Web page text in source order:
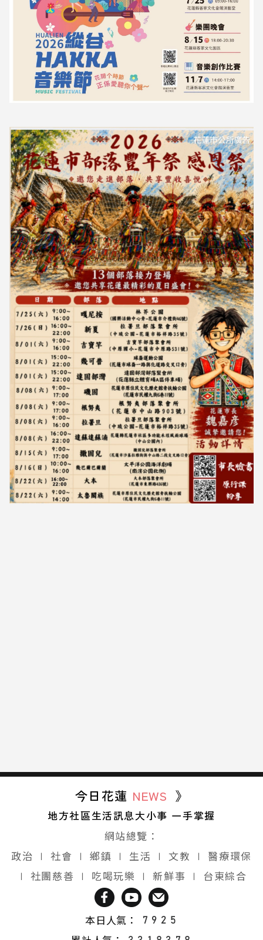
今日花蓮 NEWS 》
地方社區生活訊息大小事 一手掌握
網站總覽：
政治 ∣ 社會 ∣ 鄉鎮 ∣ 生活 ∣ 文教 ∣
醫療環保
∣ 社團慈善 ∣ 吃喝玩樂 ∣ 新鮮事 ∣ 台東綜合
本日人氣：